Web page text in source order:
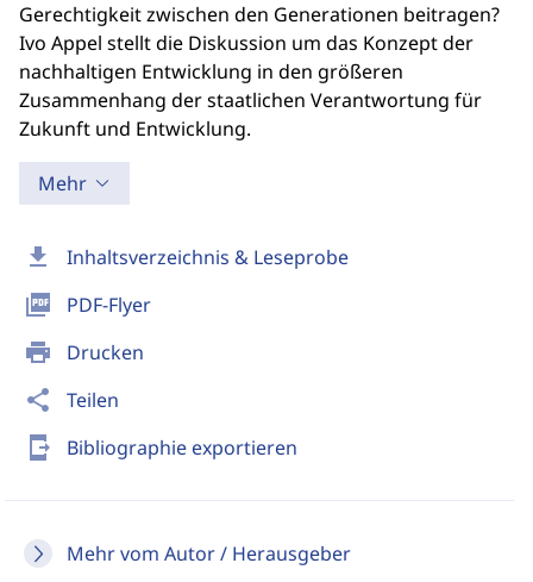
download Inhaltsverzeichnis & Leseprobe
picture_as_pdf PDF-Flyer
print Drucken
share Teilen
send_to_mobile Bibliographie exportieren
Mehr vom Autor / Herausgeber
Gerechtigkeit zwischen den Generationen beitragen?
Ivo Appel stellt die Diskussion um das Konzept der
nachhaltigen Entwicklung in den größeren
Zusammenhang der staatlichen Verantwortung für
Zukunft und Entwicklung.
Mehr